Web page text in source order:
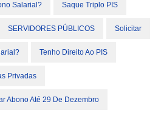
Salarial? Saque Triplo PIS
SERVIDORES PÚBLICOS Solicitar
Tenho Direito Ao PIS
Privadas
Abono Até 29 De Dezembro